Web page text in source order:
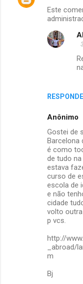
Este
Anônimo
Gostei de
Barcelona
é como
de tudo na
estava
curso de
escola de
e não
cidade
volto
p vcs.
http://
_abroad/
m
Bj